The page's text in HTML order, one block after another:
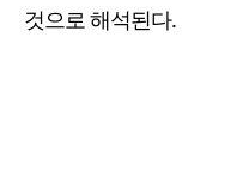
것으로 해석된다.